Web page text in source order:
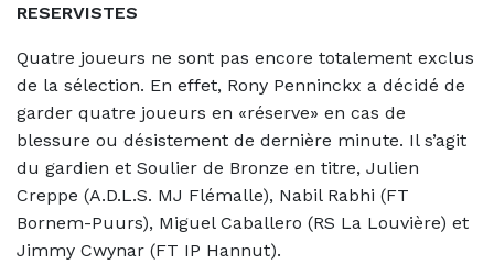
RESERVISTES
Quatre joueurs ne sont pas encore totalement exclus
de la sélection. En effet, Rony Penninckx a décidé de
garder quatre joueurs en «réserve» en cas de
blessure ou désistement de dernière minute. Il s’agit
du gardien et Soulier de Bronze en titre, Julien
Creppe (A.D.L.S. MJ Flémalle), Nabil Rabhi (FT
Bornem-Puurs), Miguel Caballero (RS La Louvière) et
Jimmy Cwynar (FT IP Hannut).